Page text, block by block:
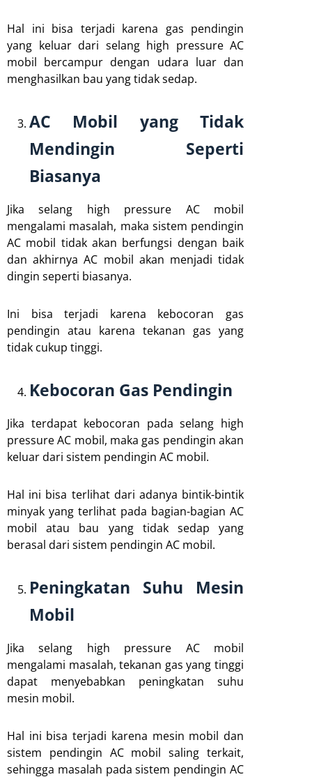
Hal ini bisa terjadi karena gas pendingin
yang keluar dari selang high pressure AC
mobil bercampur dengan udara luar dan
menghasilkan bau yang tidak sedap.
AC Mobil yang Tidak
Mendingin Seperti
Biasanya
Jika selang high pressure AC mobil
mengalami masalah, maka sistem pendingin
AC mobil tidak akan berfungsi dengan baik
dan akhirnya AC mobil akan menjadi tidak
dingin seperti biasanya.
Ini bisa terjadi karena kebocoran gas
pendingin atau karena tekanan gas yang
tidak cukup tinggi.
Kebocoran Gas Pendingin
Jika terdapat kebocoran pada selang high
pressure AC mobil, maka gas pendingin akan
keluar dari sistem pendingin AC mobil.
Hal ini bisa terlihat dari adanya bintik-bintik
minyak yang terlihat pada bagian-bagian AC
mobil atau bau yang tidak sedap yang
berasal dari sistem pendingin AC mobil.
Peningkatan Suhu Mesin
Mobil
Jika selang high pressure AC mobil
mengalami masalah, tekanan gas yang tinggi
dapat menyebabkan peningkatan suhu
mesin mobil.
Hal ini bisa terjadi karena mesin mobil dan
sistem pendingin AC mobil saling terkait,
sehingga masalah pada sistem pendingin AC